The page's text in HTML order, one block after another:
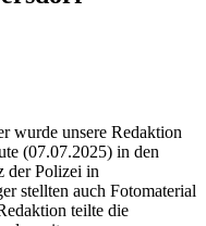
wurde unsere Redaktion
(07.07.2025) in den
der Polizei in
stellten auch Fotomaterial
teilte die